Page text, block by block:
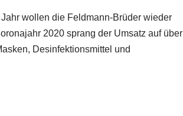
wollen die Feldmann-Brüder wieder
2020 sprang der Umsatz auf über
Desinfektionsmittel und